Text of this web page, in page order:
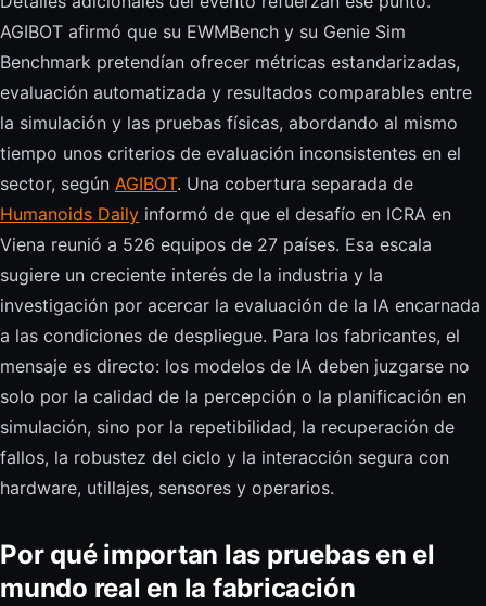
AGIBOT afirmó que su EWMBench y su Genie Sim
Benchmark pretendían ofrecer métricas estandarizadas,
evaluación automatizada y resultados comparables entre
la simulación y las pruebas físicas, abordando al mismo
tiempo unos criterios de evaluación inconsistentes en el
sector, según AGIBOT. Una cobertura separada de
Humanoids Daily informó de que el desafío en ICRA en
Viena reunió a 526 equipos de 27 países. Esa escala
sugiere un creciente interés de la industria y la
investigación por acercar la evaluación de la IA encarnada
a las condiciones de despliegue. Para los fabricantes, el
mensaje es directo: los modelos de IA deben juzgarse no
solo por la calidad de la percepción o la planificación en
simulación, sino por la repetibilidad, la recuperación de
fallos, la robustez del ciclo y la interacción segura con
hardware, utillajes, sensores y operarios.
Por qué importan las pruebas en el
mundo real en la fabricación